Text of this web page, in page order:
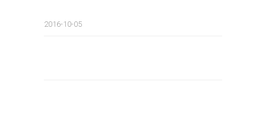
2016-10-05